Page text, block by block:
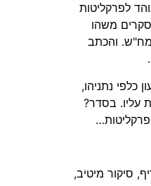
לפרקליטות
משהו
מח"ש. והכתב
כלפי נתניהו,
עליו. בסדר?
סיקור מיטיב,